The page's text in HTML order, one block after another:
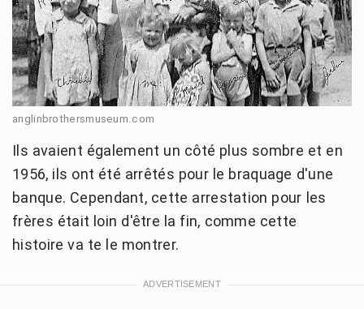
anglinbrothersmuseum.com
Ils avaient également un côté plus sombre et en
1956, ils ont été arrêtés pour le braquage d'une
banque. Cependant, cette arrestation pour les
frères était loin d'être la fin, comme cette
histoire va te le montrer.